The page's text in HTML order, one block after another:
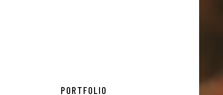
PORTFOLIO